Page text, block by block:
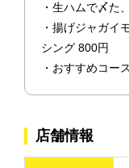
・生ハムで〆た
・揚げジャガイ
シング 800円
・おすすめコー
店舗情報